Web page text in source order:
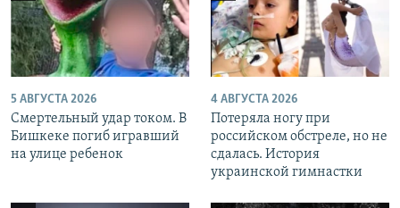
5 АВГУСТА 2026
Смертельный удар током. В
Бишкеке погиб игравший
на улице ребенок
4 АВГУСТА 2026
Потеряла ногу при
российском обстреле, но не
сдалась. История
украинской гимнастки